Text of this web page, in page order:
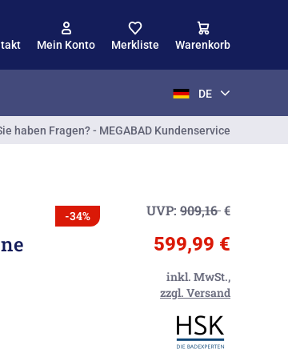
Mein Konto Merkliste Warenkorb
DE
haben Fragen? - MEGABAD Kundenservice
-34% UVP: 909,16€
599,99 €
inkl. MwSt.,
zzgl. Versand